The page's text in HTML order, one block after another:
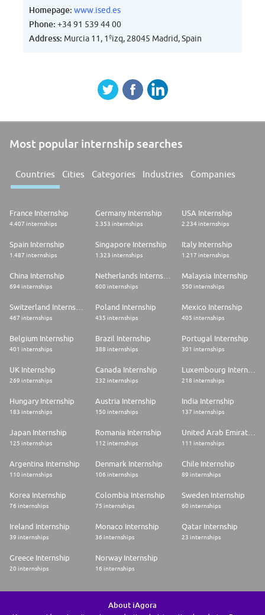
de una inquietud personal y profesional, pero sobre todo lo es de la
voluntad de un equipo que quiere abrir camino a aquellas
profesiones que, desde el trabajo multidisciplinar, cumplen un papel
con el extraordinario equipo docente y el alto porcentaje de
inserción laboral a través de la capacitación facilitada por ISED son
elegido.
ISED cuenta con centros de formación en Bilbao, Madrid, Oviedo,
asimismo, ofrece una amplia oferta formativa en modalidad online a
través de Campus Virtual ISED.
Homepage: www.ised.es
Phone: +34 91 539 44 00
Address: Murcia 11, 1ºizq, 28045 Madrid, Spain
Most popular internship searches
Countries Cities Categories Industries Companies
France Internship
4.407 internships
Germany Internship
2.353 internships
USA Internship
2.234 internships
Spain Internship
1.487 internships
Singapore Internship
1.323 internships
Italy Internship
1.217 internships
China Internship
694 internships 600 internships
Malaysia Internship
550 internships
467 internships
Poland Internship
435 internships
Mexico Internship
405 internships
Belgium Internship
401 internships
Brazil Internship
388 internships
Portugal Internship
301 internships
UK Internship
269 internships
Canada Internship
232 internships
Luxembourg Internship
218 internships
Hungary Internship
183 internships
Austria Internship
150 internships
India Internship
137 internships
Japan Internship
125 internships
Romania Internship
112 internships
United Arab Emirates Internship
111 internships
Argentina Internship
110 internships
Denmark Internship
106 internships
Chile Internship
89 internships
Korea Internship
76 internships
Colombia Internship
75 internships
Sweden Internship
60 internships
Ireland Internship
39 internships
Monaco Internship
36 internships
Qatar Internship
23 internships
Greece Internship
20 internships
Norway Internship
16 internships
About iAgora